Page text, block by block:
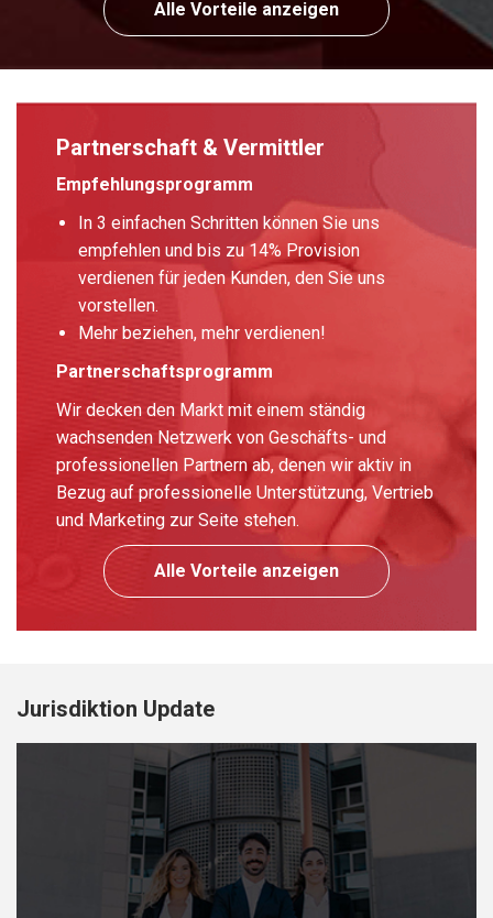
Alle Vorteile anzeigen
Partnerschaft & Vermittler
Empfehlungsprogramm
In 3 einfachen Schritten können Sie uns
empfehlen und bis zu 14% Provision
verdienen für jeden Kunden, den Sie uns
vorstellen.
Mehr beziehen, mehr verdienen!
Partnerschaftsprogramm
Wir decken den Markt mit einem ständig
wachsenden Netzwerk von Geschäfts- und
professionellen Partnern ab, denen wir aktiv in
Bezug auf professionelle Unterstützung, Vertrieb
und Marketing zur Seite stehen.
Alle Vorteile anzeigen
Jurisdiktion Update